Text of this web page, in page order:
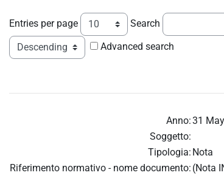
Entries per page Search
Advanced search
Anno:31
Soggetto:
Tipologia: Nota
Riferimento normativo - nome documento: (Nota